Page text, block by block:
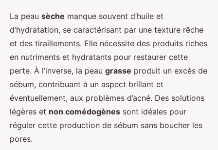
La peau sèche manque souvent d’huile et
d’hydratation, se caractérisant par une texture rêche
et des tiraillements. Elle nécessite des produits riches
en nutriments et hydratants pour restaurer cette
perte. À l’inverse, la peau grasse produit un excès de
sébum, contribuant à un aspect brillant et
éventuellement, aux problèmes d’acné. Des solutions
légères et non comédogènes sont idéales pour
réguler cette production de sébum sans boucher les
pores.